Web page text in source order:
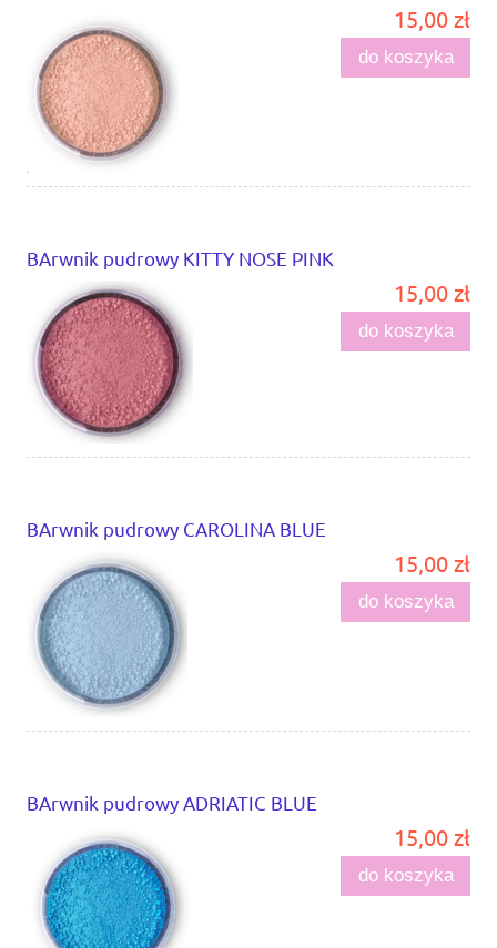
15,00 zł
do koszyka
BArwnik pudrowy KITTY NOSE PINK
15,00 zł
do koszyka
BArwnik pudrowy CAROLINA BLUE
15,00 zł
do koszyka
BArwnik pudrowy ADRIATIC BLUE
15,00 zł
do koszyka